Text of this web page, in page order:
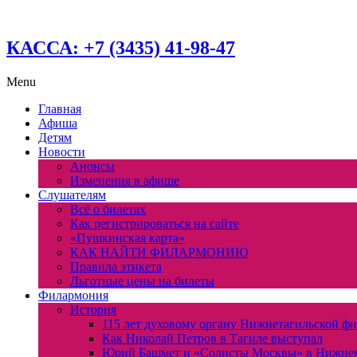
КАССА: +7 (3435) 41-98-47
Menu
Главная
Афиша
Детям
Новости
Анонсы
Изменения в афише
Слушателям
Всё о билетах
Как регистрироваться на сайте
«Пушкинская карта»
КАК НАЙТИ ФИЛАРМОНИЮ
Правила этикета
Льготные цены на билеты
Филармония
История
115 лет духовому органу Нижнетагильской
Как Николай Петров в Тагиле выступал
Юрий Башмет и «Солисты Москвы» в